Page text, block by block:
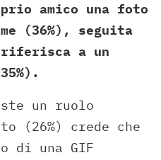
amico una foto
(36%), seguita
a un
un ruolo
(26%) crede che
di una GIF